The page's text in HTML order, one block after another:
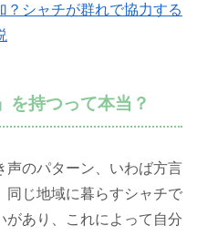
？シャチが群れで協力する
を持つって本当？
声のパターン、いわば方言
同じ地域に暮らすシャチで
があり、これによって自分